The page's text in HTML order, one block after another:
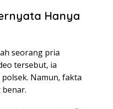
Hanya
seorang pria
tersebut, ia
Namun, fakta